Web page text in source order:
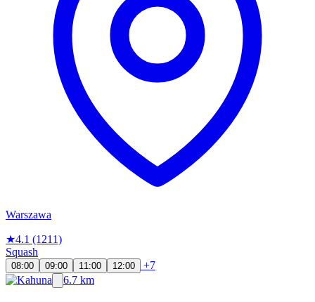
Warszawa
★4.1 (1211)
Squash
08:00 09:00 11:00 12:00
+7
6.7 km